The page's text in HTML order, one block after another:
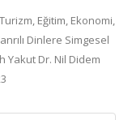
Eğitim, Ekonomi,
Dinlere Simgesel
Yakut Dr. Nil Didem